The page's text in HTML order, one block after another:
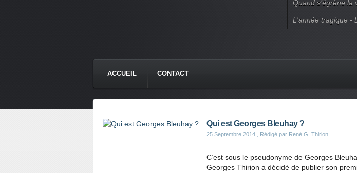
Quand s’égrène
L'année tragique -
ACCUEIL CONTACT
Qui est Georges Bleuhay ?
25 Septembre 2014 , Rédigé par René G. Thirion
C’est sous le pseudonyme de Georges
Georges Thirion a décidé de publier son